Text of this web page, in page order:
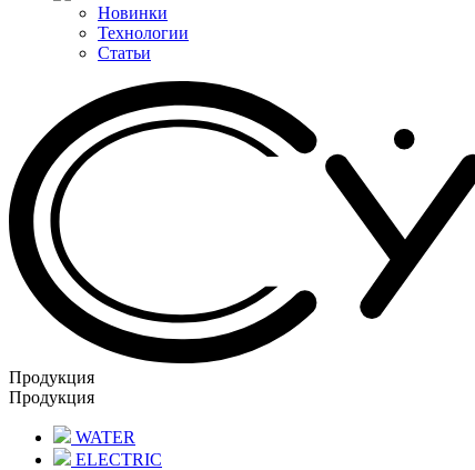
Новинки
Технологии
Статьи
Продукция
Продукция
WATER
ELECTRIC